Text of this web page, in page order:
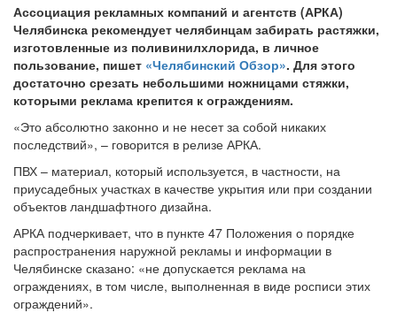
Ассоциация рекламных компаний и агентств (АРКА)
Челябинска рекомендует челябинцам забирать растяжки,
изготовленные из поливинилхлорида, в личное
пользование, пишет «Челябинский Обзор». Для этого
достаточно срезать небольшими ножницами стяжки,
которыми реклама крепится к ограждениям.
«Это абсолютно законно и не несет за собой никаких
последствий», – говорится в релизе АРКА.
ПВХ – материал, который используется, в частности, на
приусадебных участках в качестве укрытия или при создании
объектов ландшафтного дизайна.
АРКА подчеркивает, что в пункте 47 Положения о порядке
распространения наружной рекламы и информации в
Челябинске сказано: «не допускается реклама на
ограждениях, в том числе, выполненная в виде росписи этих
ограждений».